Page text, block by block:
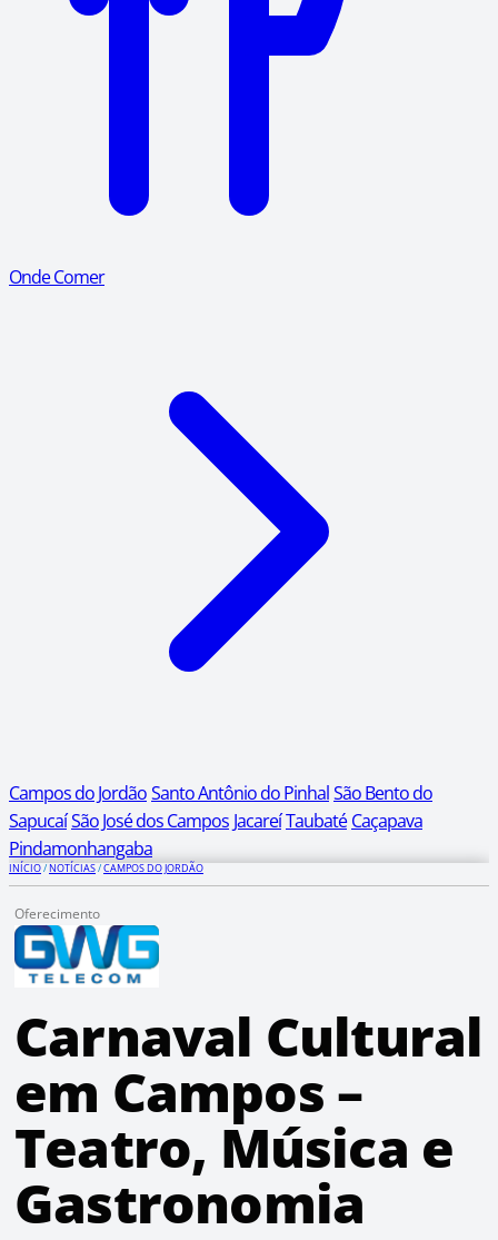
Onde Comer
Campos do JordãoSanto Antônio do PinhalSão Bento do
SapucaíSão José dos Campos JacareíTaubaté Caçapava
Pindamonhangaba
INÍCIO/NOTÍCIAS/CAMPOS DO JORDÃO
Oferecimento
Carnaval Cultural
em Campos –
Teatro, Música e
Gastronomia